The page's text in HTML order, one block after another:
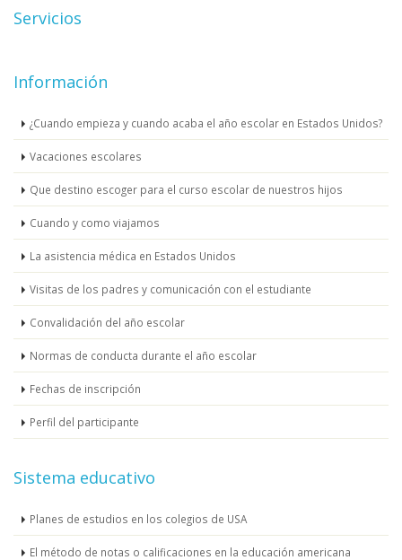
Servicios
Información
¿Cuando empieza y cuando acaba el año escolar en Estados Unidos?
Vacaciones escolares
Que destino escoger para el curso escolar de nuestros hijos
Cuando y como viajamos
La asistencia médica en Estados Unidos
Visitas de los padres y comunicación con el estudiante
Convalidación del año escolar
Normas de conducta durante el año escolar
Fechas de inscripción
Perfil del participante
Sistema educativo
Planes de estudios en los colegios de USA
El método de notas o calificaciones en la educación americana